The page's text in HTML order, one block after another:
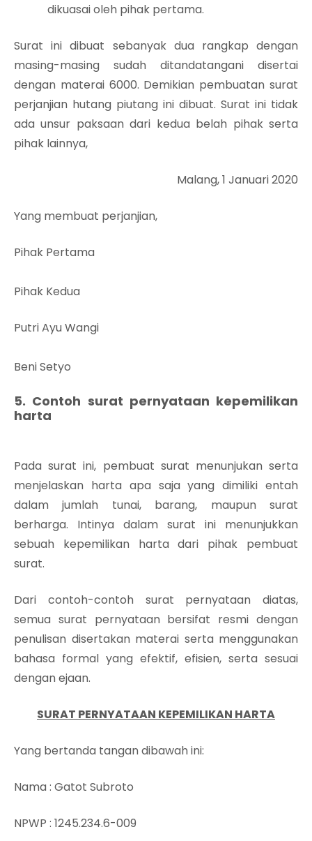
dikuasai oleh pihak pertama.
Surat ini dibuat sebanyak dua rangkap dengan
masing-masing sudah ditandatangani disertai
dengan materai 6000. Demikian pembuatan surat
perjanjian hutang piutang ini dibuat. Surat ini tidak
ada unsur paksaan dari kedua belah pihak serta
pihak lainnya,
Malang, 1 Januari 2020
Yang membuat perjanjian,
Pihak Pertama
Pihak Kedua
Putri Ayu Wangi
Beni Setyo
5. Contoh surat pernyataan kepemilikan
harta
Pada surat ini, pembuat surat menunjukan serta
menjelaskan harta apa saja yang dimiliki entah
dalam jumlah tunai, barang, maupun surat
berharga. Intinya dalam surat ini menunjukkan
sebuah kepemilikan harta dari pihak pembuat
surat.
Dari contoh-contoh surat pernyataan diatas,
semua surat pernyataan bersifat resmi dengan
penulisan disertakan materai serta menggunakan
bahasa formal yang efektif, efisien, serta sesuai
dengan ejaan.
SURAT PERNYATAAN KEPEMILIKAN HARTA
Yang bertanda tangan dibawah ini:
Nama: Gatot Subroto
NPWP : 1245.234.6-009